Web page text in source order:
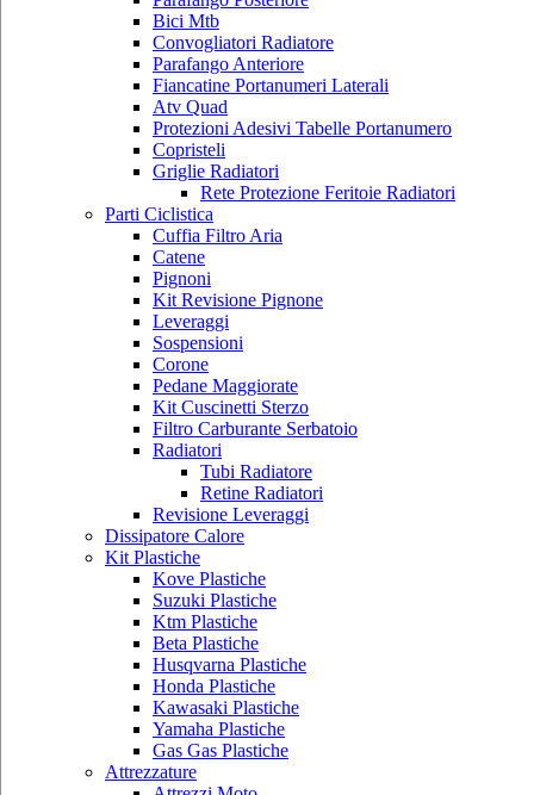
Bici Mtb
Convogliatori Radiatore
Parafango Anteriore
Fiancatine Portanumeri Laterali
Atv Quad
Protezioni Adesivi Tabelle Portanumero
Copristeli
Griglie Radiatori
Rete Protezione Feritoie Radiatori
Parti Ciclistica
Cuffia Filtro Aria
Catene
Pignoni
Kit Revisione Pignone
Leveraggi
Sospensioni
Corone
Pedane Maggiorate
Kit Cuscinetti Sterzo
Filtro Carburante Serbatoio
Radiatori
Tubi Radiatore
Retine Radiatori
Revisione Leveraggi
Dissipatore Calore
Kit Plastiche
Kove Plastiche
Suzuki Plastiche
Ktm Plastiche
Beta Plastiche
Husqvarna Plastiche
Honda Plastiche
Kawasaki Plastiche
Yamaha Plastiche
Gas Gas Plastiche
Attrezzature